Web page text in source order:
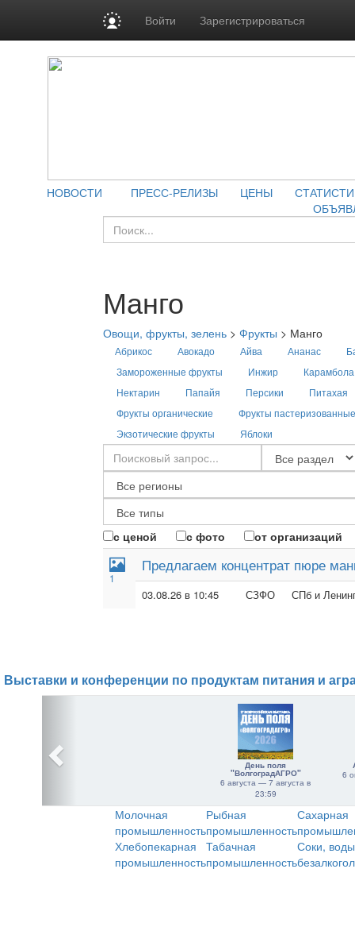
Войти Зарегистрироваться
НОВОСТИ ПРЕСС-РЕЛИЗЫ ЦЕНЫ
Манго
Овощи, фрукты, зелень > Фрукты > Манго
Абрикос Авокадо Айва Ананас
Замороженные фрукты
Инжир
Карамбола
Нектарин
Папайя Персики
Питахая
Фрукты органические
Фрукты пастеризованные
Экзотические фрукты
Яблоки
с ценой с фото от организаций
1
Предлагаем концентрат пюре
03.08.26 в 10:45 СЗФО СПб и
Выставки и конференции по продуктам питания и
День поля
"ВолгоградАГРО"
6 августа — 7 августа в
23:59
6
Молочная
промышленность
Рыбная
промышленность
Сахарная
Хлебопекарная
промышленность
Табачная
промышленность
Соки,